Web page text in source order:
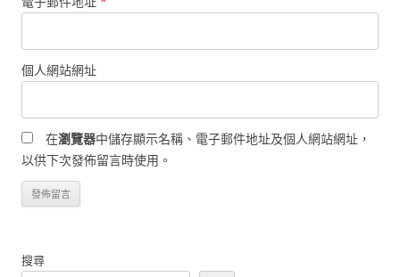
個人網站網址
在瀏覽器中儲存顯示名稱、電子郵件地址及個人網站網址，
以供下次發佈留言時使用。
搜尋